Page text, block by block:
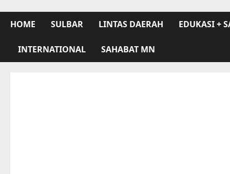
HOME SULBAR LINTAS DAERAH EDUKASI +
INTERNATIONAL SAHABAT MN